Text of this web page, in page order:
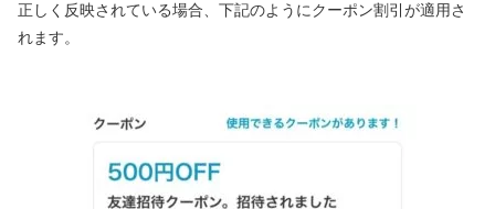
正しく反映されている場合、下記のようにクーポン割引が適用さ
れます。